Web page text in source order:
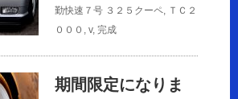
勤快速７号 ３２５クーペ, ＴＣ２
０００ , v, 完成
期間限定になりま